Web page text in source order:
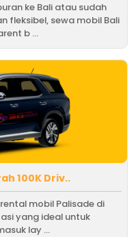
ke Bali atau sudah
fleksibel, sewa mobil Bali
b ...
100K Driv..
mobil Palisade di
yang ideal untuk
lay ...